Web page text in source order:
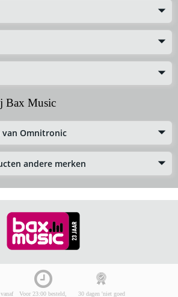
Bax Music
Omnitronic
andere merken
Voor 23:00 besteld, 30 dagen 'niet goed